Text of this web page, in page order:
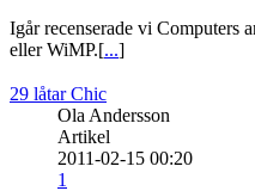
Igår recenserade vi Computers
eller WiMP.[...]
29 låtar Chic
Ola Andersson
Artikel
2011-02-15 00:20
1